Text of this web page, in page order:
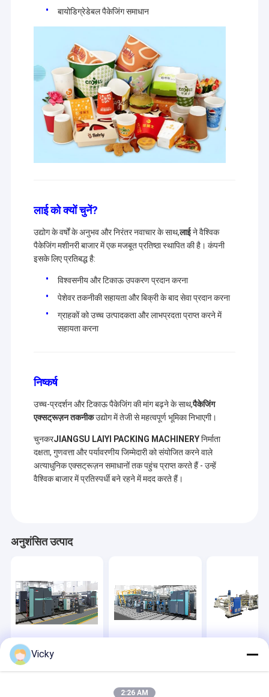
बायोडिग्रेडेबल पैकेजिंग समाधान
लाई को क्यों चुनें?
उद्योग के वर्षों के अनुभव और निरंतर नवाचार के साथ,लाईने वैश्विक
पैकेजिंग मशीनरी बाजार में एक मजबूत प्रतिष्ठा स्थापित की है। कंपनी
इसके लिए प्रतिबद्ध है:
विश्वसनीय और टिकाऊ उपकरण प्रदान करना
पेशेवर तकनीकी सहायता और बिक्री के बाद सेवा प्रदान करना
ग्राहकों को उच्च उत्पादकता और लाभप्रदता प्राप्त करने में
सहायता करना
निष्कर्ष
उच्च-प्रदर्शन और टिकाऊ पैकेजिंग की मांग बढ़ने के साथ,पैकेजिंग
एक्सट्रूज़न तकनीकउद्योग में तेजी से महत्वपूर्ण भूमिका निभाएगी।
चुनकरJIANGSU LAIYI PACKING MACHINERYनिर्माता
दक्षता, गुणवत्ता और पर्यावरणीय जिम्मेदारी को संयोजित करने वाले
अत्याधुनिक एक्सट्रूज़न समाधानों तक पहुंच प्राप्त करते हैं - उन्हें
वैश्विक बाजार में प्रतिस्पर्धी बने रहने में मदद करते हैं।
अनुशंसित उत्पाद
मूल फैक्टरी सिंगल साइडेड
पेपर एक्सट्रूज़न लैमिनेटिंग
मशीन
लेमिनेटिंग मशीन
जांच भेजें
थोक थर्मल फिल्म
Vicky
2:26 AM